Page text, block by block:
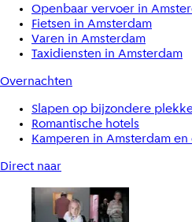
Openbaar vervoer in
Fietsen in Amsterdam
Varen in Amsterdam
Taxidiensten in Amsterdam
Overnachten
Slapen op bijzondere
Romantische hotels
Kamperen in Amsterdam
Direct naar